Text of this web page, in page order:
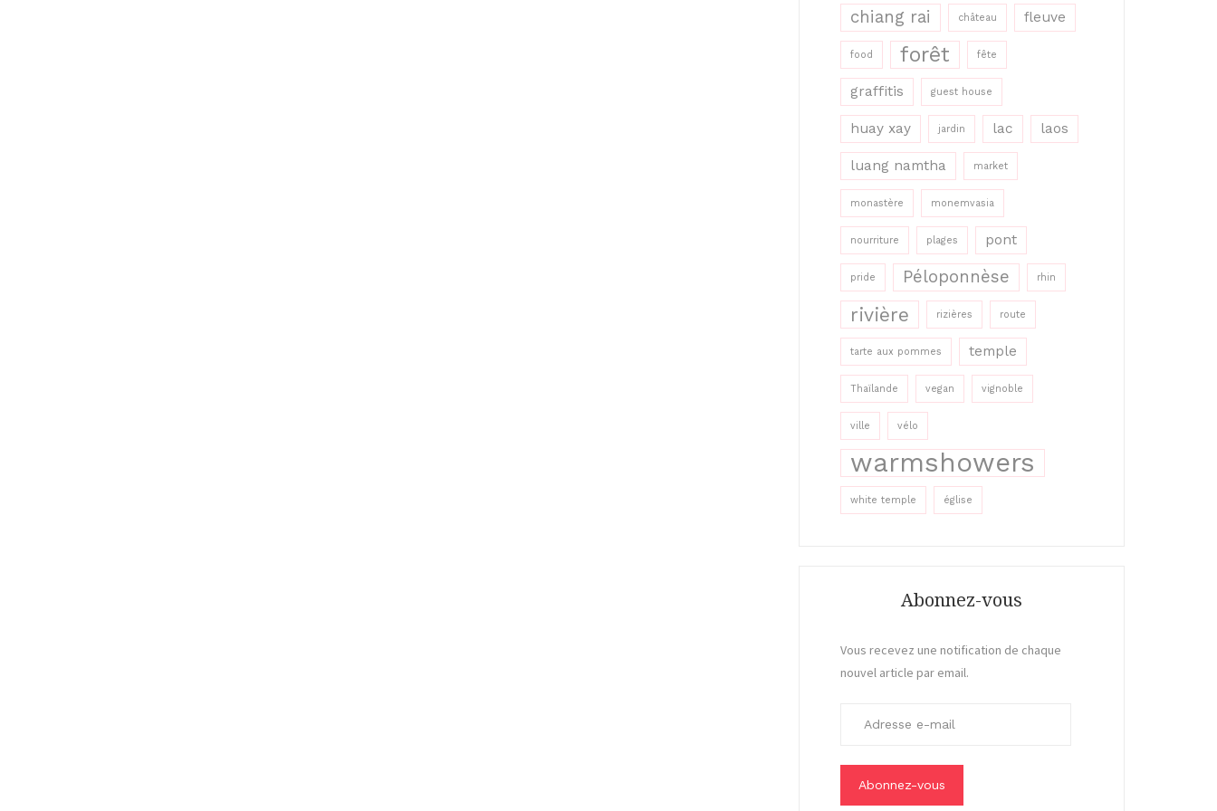
chiang rai château fleuve
food forêt fête
graffitis guest house
huay xay jardin lac laos
luang namtha market
monastère monemvasia
nourriture plages pont
pride Péloponnèse rhin
rivière rizières route
tarte aux pommes temple
Thaïlande vegan vignoble
ville vélo
warmshowers
white temple église
Abonnez-vous
Vous recevez une notification de chaque
nouvel article par email.
s